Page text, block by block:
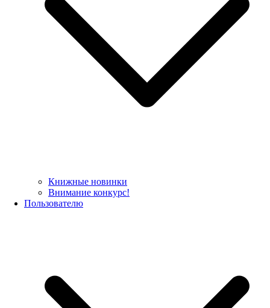
Книжные новинки
Внимание конкурс!
Пользователю